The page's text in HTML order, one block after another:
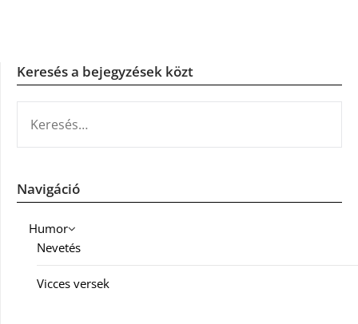
Keresés a bejegyzések közt
Navigáció
Humor
Nevetés
Vicces versek